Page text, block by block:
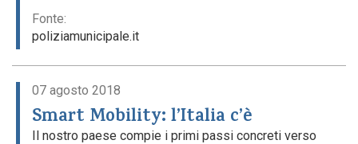
Fonte:
poliziamunicipale.it
07 agosto 2018
Smart Mobility: l’Italia c’è
Il nostro paese compie i primi passi concreti verso